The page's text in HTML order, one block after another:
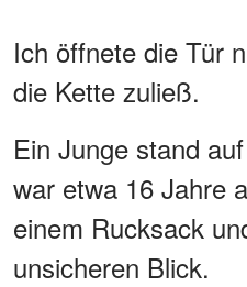
Ich öffnete die Tür
die Kette zuließ.
Ein Junge stand
war etwa 16 Jahre
einem Rucksack
unsicheren Blick.